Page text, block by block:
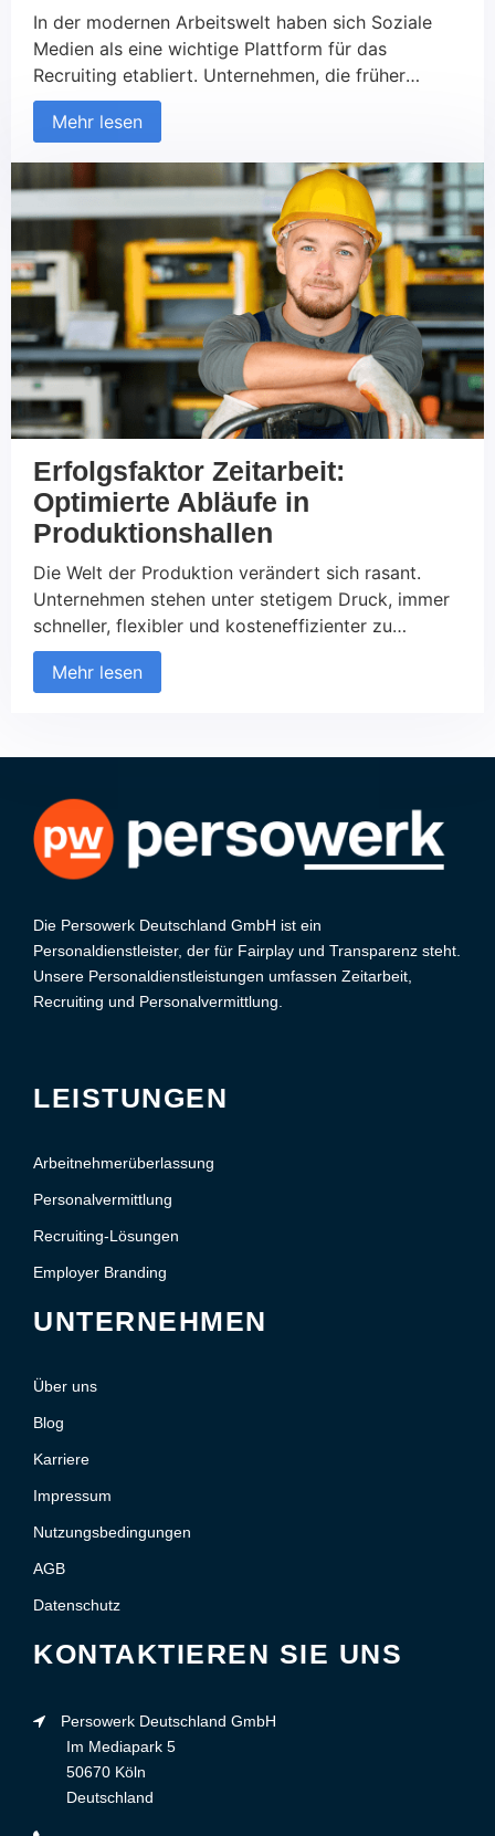
In der modernen Arbeitswelt haben sich Soziale
Medien als eine wichtige Plattform für das
Recruiting etabliert. Unternehmen, die früher
ausschließlich auf traditionelle Kanäle wie
Jobportale und Printmedien gesetzt haben, nutzen
finden und mit potenziellen Kandidaten in Kontakt
zu treten. Diese Entwicklung betrifft sowohl den
B2C- als auch den B2B-Bereich. Aber was macht
das Recruiting über Soziale Medien so erfolgreich
und worauf sollte geachtet werden?
Mehr lesen
Erfolgsfaktor Zeitarbeit:
Optimierte Abläufe in
Produktionshallen
Die Welt der Produktion verändert sich rasant.
Unternehmen stehen unter stetigem Druck, immer
schneller, flexibler und kosteneffizienter zu
arbeiten. Ob in kleinen Werkstätten oder großen
Maschinenhallen, Produktionsbetriebe kämpfen oft
gefährden? Wie können Personalengpässe schnell
Fragen liegt […]
Mehr lesen
Die Persowerk Deutschland GmbH ist ein
Personaldienstleister, der für Fairplay und Transparenz steht.
Unsere Personaldienstleistungen umfassen Zeitarbeit,
Recruiting und Personalvermittlung.
LEISTUNGEN
Arbeitnehmerüberlassung
Personalvermittlung
Recruiting-Lösungen
Employer Branding
UNTERNEHMEN
Über uns
Blog
Karriere
Impressum
Nutzungsbedingungen
AGB
Datenschutz
KONTAKTIEREN SIE UNS
Persowerk Deutschland GmbH
Im Mediapark 5
50670 Köln
Deutschland